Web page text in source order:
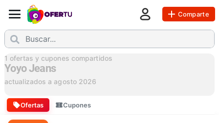
Comparte
1 ofertas y cupones compartidos
Yoyo Jeans
actualizados a agosto 2026
Ofertas Cupones